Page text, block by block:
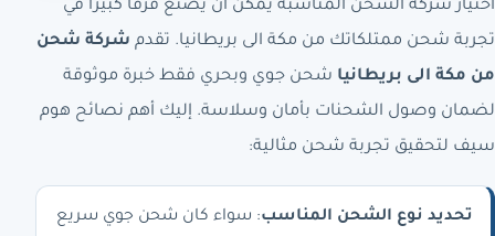
اختيار شركة الشحن المناسبة يمكن أن يصنع فرقاً كبيراً في
تجربة شحن ممتلكاتك من مكة الى بريطانيا. تقدم شركة شحن
من مكة الى بريطانيا شحن جوي وبحري فقط خبرة موثوقة
لضمان وصول الشحنات بأمان وسلاسة. إليك أهم نصائح هوم
سيف لتحقيق تجربة شحن مثالية:
تحديد نوع الشحن المناسب: سواء كان شحن جوي سريع